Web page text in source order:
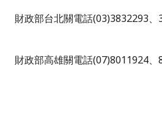
財政部台北關電話(03)3832293
財政部高雄關電話(07)8011924、